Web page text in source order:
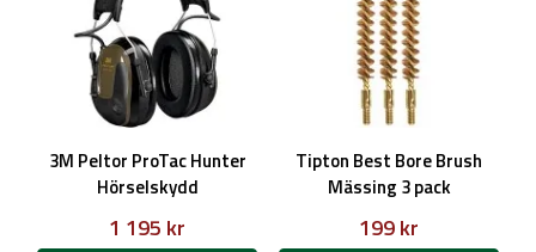
3M Peltor ProTac Hunter
Hörselskydd
1 195 kr
Tipton Best Bore Brush
Mässing 3 pack
199 kr